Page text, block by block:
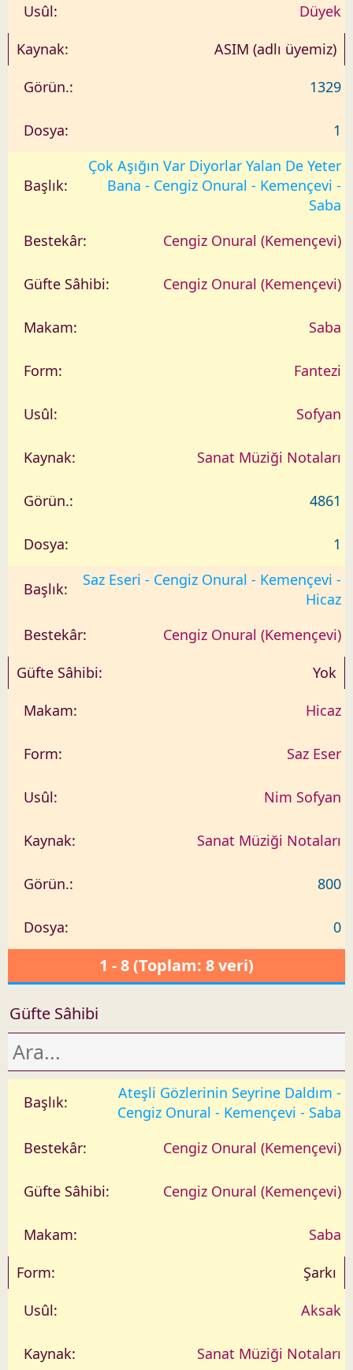
Düyek
ASIM (adlı üyemiz)
1329
1
Çok Aşığın Var Diyorlar Yalan De Yeter
Bana - Cengiz Onural - Kemençevi -
Saba
Cengiz Onural (Kemençevi)
Cengiz Onural (Kemençevi)
Saba
Fantezi
Sofyan
Sanat Müziği Notaları
4861
1
Saz Eseri - Cengiz Onural - Kemençevi -
Hicaz
Cengiz Onural (Kemençevi)
Yok
Hicaz
Saz Eser
Nim Sofyan
Sanat Müziği Notaları
800
0
1 - 8 (Toplam: 8 veri)
Güfte Sâhibi
Ateşli Gözlerinin Seyrine Daldım -
Cengiz Onural - Kemençevi - Saba
Cengiz Onural (Kemençevi)
Cengiz Onural (Kemençevi)
Saba
Şarkı
Aksak
Sanat Müziği Notaları